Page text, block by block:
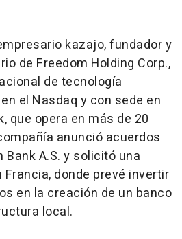
kazajo, fundador y
de Freedom Holding Corp.,
de tecnología
el Nasdaq y con sede en
que opera en más de 20
anunció acuerdos
Bank A.S. y solicitó una
donde prevé invertir
en la creación de un banco
local.